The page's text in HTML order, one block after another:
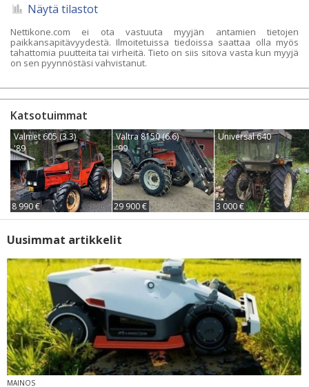
Näytä tilastot
Nettikone.com ei ota vastuuta myyjän antamien tietojen
paikkansapitävyydestä. Ilmoitetuissa tiedoissa saattaa olla myös
tahattomia puutteita tai virheitä. Tieto on siis sitova vasta kun myyjä
on sen pyynnöstäsi vahvistanut.
Katsotuimmat
Valmet 605 (3.3)
'89
8 990 €
Valtra 8150 (6.6)
'99
29 900 €
Universal 640
3 000 €
Uusimmat artikkelit
MAINOS